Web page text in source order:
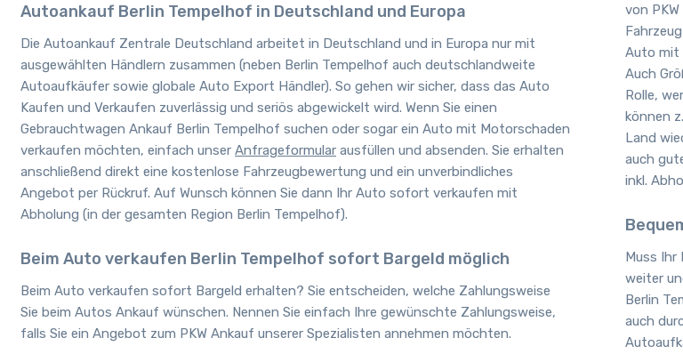
Autoankauf Berlin Tempelhof in Deutschland und Europa
Die Autoankauf Zentrale Deutschland arbeitet in Deutschland und in Europa nur mit
ausgewählten Händlern zusammen (neben Berlin Tempelhof auch deutschlandweite
Autoaufkäufer sowie globale Auto Export Händler). So gehen wir sicher, dass das Auto
Kaufen und Verkaufen zuverlässig und seriös abgewickelt wird. Wenn Sie einen
Gebrauchtwagen Ankauf Berlin Tempelhof suchen oder sogar ein Auto mit Motorschaden
verkaufen möchten, einfach unser Anfrageformular ausfüllen und absenden. Sie erhalten
anschließend direkt eine kostenlose Fahrzeugbewertung und ein unverbindliches
Angebot per Rückruf. Auf Wunsch können Sie dann Ihr Auto sofort verkaufen mit
Abholung (in der gesamten Region Berlin Tempelhof).
Beim Auto verkaufen Berlin Tempelhof sofort Bargeld möglich
Beim Auto verkaufen sofort Bargeld erhalten? Sie entscheiden, welche Zahlungsweise
Sie beim Autos Ankauf wünschen. Nennen Sie einfach Ihre gewünschte Zahlungsweise,
falls Sie ein Angebot zum PKW Ankauf unserer Spezialisten annehmen möchten.
von
Auto mit
Auch
Rolle,
können
Land
auch
inkl.
Muss Ihr
weiter
Berlin
auch